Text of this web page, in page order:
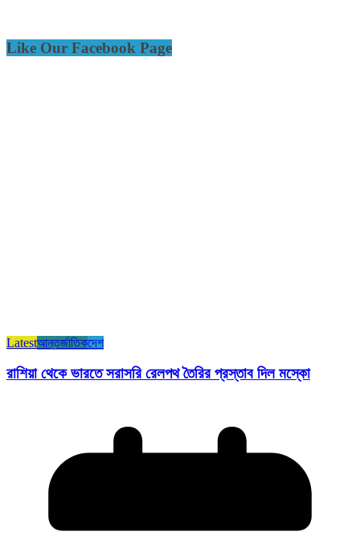
Like Our Facebook Page
Latestআন্তর্জাতিকদেশ
রাশিয়া থেকে ভারতে সরাসরি রেলপথ তৈরির প্রস্তাব দিল মস্কো